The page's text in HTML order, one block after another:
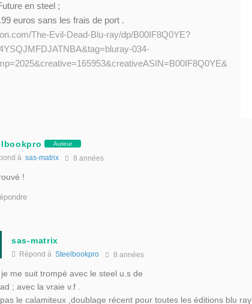
en steel ;
euros sans les frais de port .
The-Evil-Dead-Blu-ray/dp/B00IF8Q0YE?
034-
Auteur
à sas-matrix 8 années
!
sas-matrix
Répond à Steelbookpro 8 années
me suit trompé avec le steel u.s de
; avec la vraie v.f .
le calamiteux ,doublage récent pour toutes les éditions blu ray